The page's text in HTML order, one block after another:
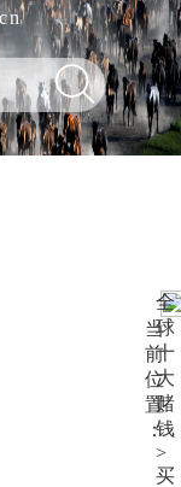
当
前
位
置
：
全
球
十
大
赌
钱
>
买